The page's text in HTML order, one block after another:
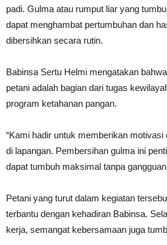
padi. Gulma atau rumput liar yang
dapat menghambat pertumbuhan dan
dibersihkan secara rutin.
Babinsa Sertu Helmi mengatakan
petani adalah bagian dari tugas
program ketahanan pangan.
“Kami hadir untuk memberikan
di lapangan. Pembersihan gulma ini
dapat tumbuh maksimal tanpa
Petani yang turut dalam kegiatan
terbantu dengan kehadiran Babinsa.
kerja, semangat kebersamaan juga